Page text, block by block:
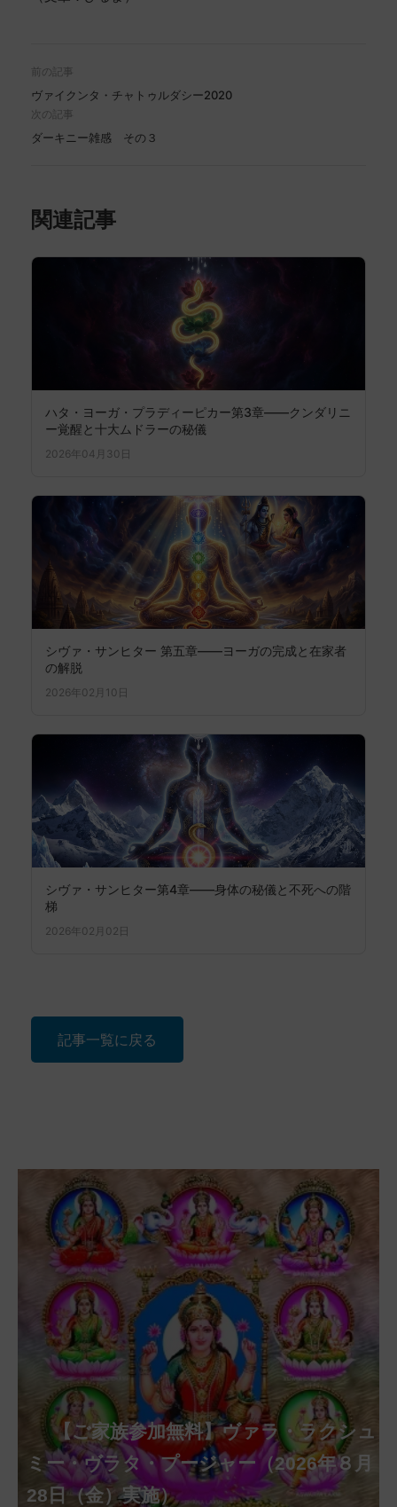
前の記事
ヴァイクンタ・チャトゥルダシー2020
次の記事
ダーキニー雑感 その３
関連記事
ハタ・ヨーガ・プラディーピカー第3章——クンダリニ
ー覚醒と十大ムドラーの秘儀
2026年04月30日
シヴァ・サンヒター 第五章——ヨーガの完成と在家者
の解脱
2026年02月10日
シヴァ・サンヒター第4章——身体の秘儀と不死への階
梯
2026年02月02日
記事一覧に戻る
【ご家族参加無料】アーディ・アマー
ヴァシャー・プージャー（2026年８月12
日（水）実施）
【ご家族参加無料】ラクシュミー・ク
ベーラ・マンスリー・プージャー（2026
年８月12日（水）実施）
【ご家族参加無料】ナーガ・パンチャ
ミー・プージャー（2026年８月17日
（月）実施）
【ご家族参加無料】ヴァラ・ラクシュ
ミー・ヴラタ・プージャー（2026年８月
28日（金）実施）
【ご家族参加無料】サンカタハラ・チ
ャトゥルティー・プージャー（2026年８
月31日（月）実施）
【ご家族参加無料】クリシュナ・ジャヤ
ンティー・プージャー（2026年９月４日
（金）実施）
【ご家族参加無料】ガネーシャ・チャ
トゥルティー・プージャー（2026年９月
14日（月）実施）
【ご家族参加無料】マハーラクシュミ
ー・ヴラタ・プージャー（2026年９月19
日（土）実施）
第220回グループ・ホーマ（ナーガ・
パンチャミー、2026年８月17日（月）実
施）
第221回グループ・ホーマ（ガーヤト
リー・ジャヤンティー、2026年８月28日
（金）実施）
アンナダーナ・プロジェクト（食事の奉
仕）
ポストコロナ福祉活動支援募金